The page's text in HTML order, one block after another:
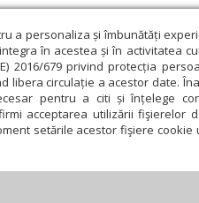
a personaliza și îmbunătăți
în acestea și în activitatea
2016/679 privind protecția
libera circulație a acestor date.
pentru a citi și înțelege
acceptarea utilizării fişierelor
setările acestor fişiere
de presă
Educaţie și Cultură
Hrisostom Dănilă